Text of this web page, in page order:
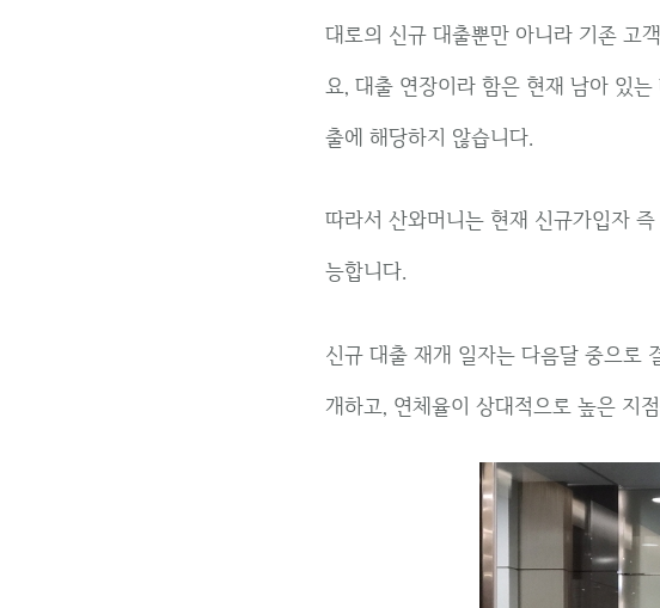
대로의 신규 대출뿐만 아니라 기존 고
요, 대출 연장이라 함은 현재 남아 있
출에 해당하지 않습니다.
따라서 산와머니는 현재 신규가입자
능합니다.
신규 대출 재개 일자는 다음달 중으로
개하고, 연체율이 상대적으로 높은 지